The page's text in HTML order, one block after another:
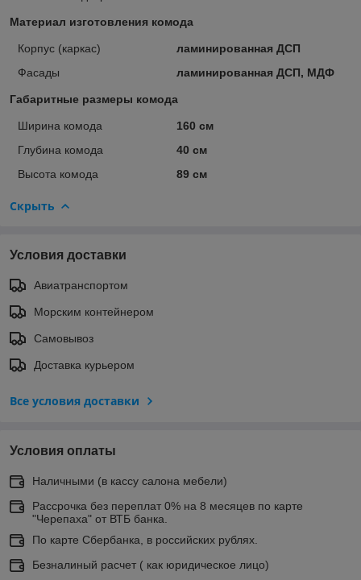
Материал изготовления комода
Корпус (каркас)
ламинированная ДСП
Фасады
ламинированная ДСП, МДФ
Габаритные размеры комода
Ширина комода
160 см
Глубина комода
40 см
Высота комода
89 см
Скрыть
Условия доставки
Авиатранспортом
Морским контейнером
Самовывоз
Доставка курьером
Все условия доставки
Условия оплаты
Наличными (в кассу салона мебели)
Рассрочка без переплат 0% на 8 месяцев по карте
"Черепаха" от ВТБ банка.
По карте Сбербанка, в российских рублях.
Безналиный расчет ( как юридическое лицо)